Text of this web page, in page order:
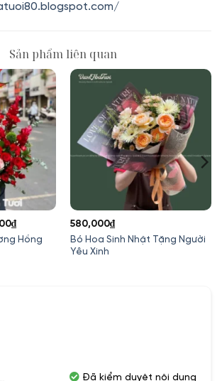
Sản phẩm liên quan
Hồng
₫Giá
hiện
Bó Hoa Sinh Nhật Tặng Người
Yêu Xinh
580,000₫
Đã kiểm duyệt nội dung